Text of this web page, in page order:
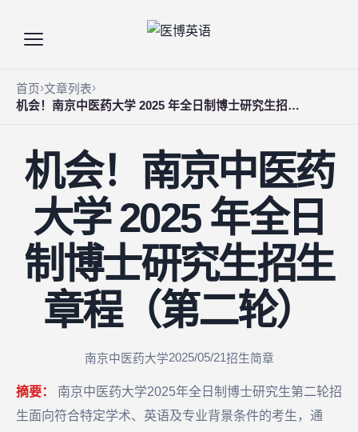
首页 文章列表
机会！南京中医药大学 2025 年全日制博士研究生招生章程（第二轮）
机会！南京中医药
大学 2025 年全日
制博士研究生招生
章程（第二轮）
南京中医药大学2025/05/21招生简章
摘要：
南京中医药大学2025年全日制博士研究生第二轮招
生面向符合特定学术、英语及专业背景条件的考生，通